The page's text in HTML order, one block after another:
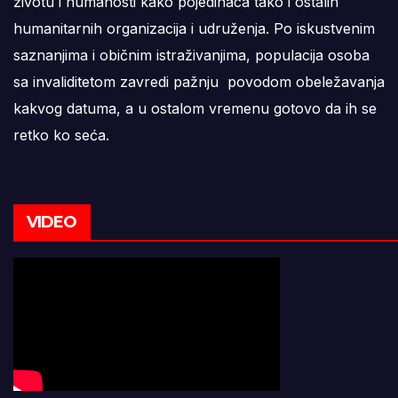
humanitarnih organizacija i udruženja. Po iskustvenim
saznanjima i običnim istraživanjima, populacija osoba
sa invaliditetom zavredi pažnju povodom obeležavanja
kakvog datuma, a u ostalom vremenu gotovo da ih se
retko ko seća.
VIDEO